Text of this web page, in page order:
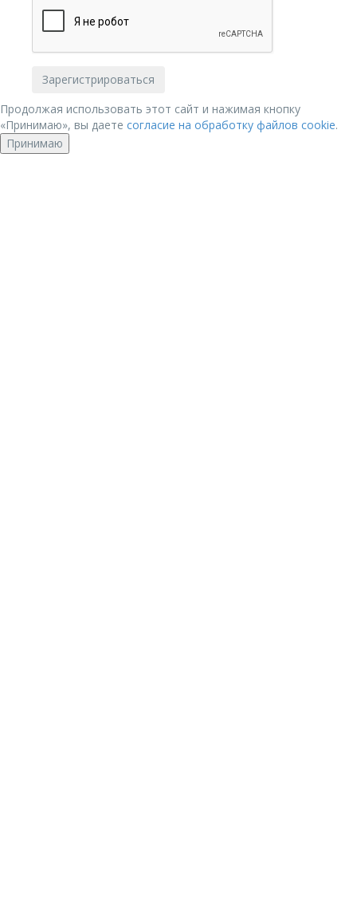
Продолжая использовать этот сайт и нажимая кнопку
«Принимаю», вы даете согласие на обработку файлов cookie.
Принимаю